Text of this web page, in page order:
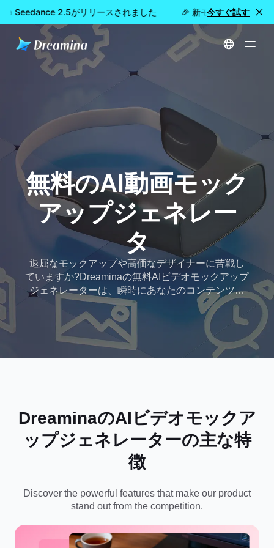
Seedance 2.5がリリースされました 🎉 新モデル公開：
今すぐ試す
ホーム 作成する 無料のAI動画モックアップジェネレータ
無料のAI動画モック
アップジェネレー
タ
退屈なモックアップや高価なデザイナーに苦戦し
ていますか?Dreaminaの無料AIビデオモックアップ
ジェネレーターは、瞬時にあなたのコンテンツを
スマートでプロフェッショナルなデバイスプレゼ
ンテーションに変換します。ストレスやコストを
かけずに、クライアントにあなたの最高の仕事を
見せてください。
DreaminaのAIビデオモックア
ップジェネレーターの主な特
徴
Discover the powerful features that make our product
stand out from the competition.